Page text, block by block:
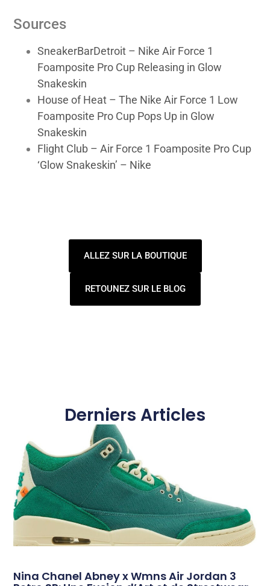
Sources
SneakerBarDetroit – Nike Air Force 1
Foamposite Pro Cup Releasing in Glow
Snakeskin
House of Heat – The Nike Air Force 1 Low
Foamposite Pro Cup Pops Up in Glow
Snakeskin
Flight Club – Air Force 1 Foamposite Pro Cup
‘Glow Snakeskin’ – Nike
ALLEZ SUR LA BOUTIQUE
RETOUNEZ SUR LE BLOG
Derniers Articles
Nina Chanel Abney x Wmns Air Jordan 3